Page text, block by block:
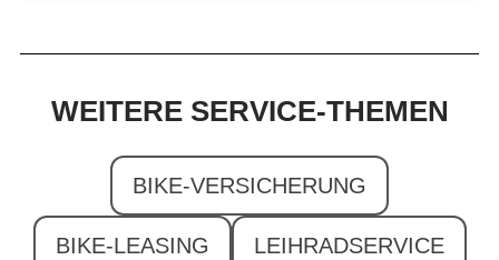
WEITERE SERVICE-THEMEN
BIKE-VERSICHERUNG
BIKE-LEASING LEIHRADSERVICE